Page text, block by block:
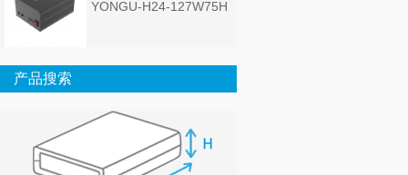
YONGU-H24-127W75H
产品搜索